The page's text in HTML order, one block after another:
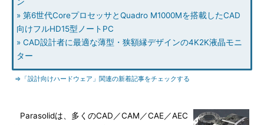
» 第6世代CoreプロセッサとQuadro M1000Mを搭載したCAD
向けフルHD15型ノートPC
» CAD設計者に最適な薄型・狭額縁デザインの4K2K液晶モニ
ター
⇒「設計向けハードウェア」関連の新着記事をチェックする
Parasolidは、多くのCAD／CAM／CAE／AEC